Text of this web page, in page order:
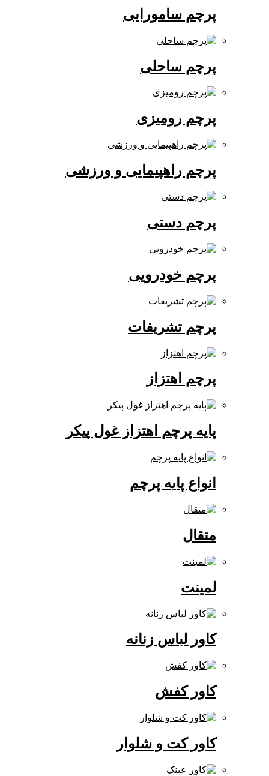
پرچم سامورایی
پرچم ساحلی
پرچم رومیزی
پرچم راهپیمایی و ورزشی
پرچم دستی
پرچم خودرویی
پرچم تشریفات
پرچم اهتزاز
پایه پرچم اهتزاز غول پیکر
انواع پایه پرچم
کاور لباس زنانه
کاور کفش
کاور کت و شلوار